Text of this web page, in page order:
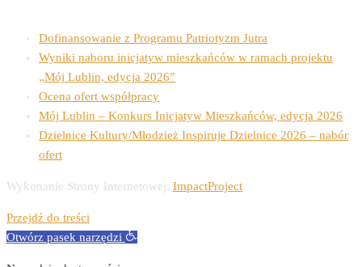
Dofinansowanie z Programu Patriotyzm Jutra
Wyniki naboru inicjatyw mieszkańców w ramach projektu
„Mój Lublin, edycja 2026”
Ocena ofert współpracy
Mój Lublin – Konkurs Inicjatyw Mieszkańców, edycja 2026
Dzielnice Kultury/Młodzież Inspiruje Dzielnice 2026 – nabór
ofert
Wykonanie Strony Internetowej: ImpactProject
Przejdź do treści
Otwórz pasek narzędzi